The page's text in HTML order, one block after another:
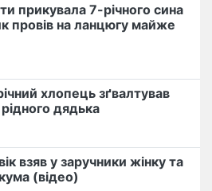
прикувала 7-річного сина
провів на ланцюгу майже
хлопець​ ️зґвалтував
дядька
взяв у заручники жінку та
(відео)